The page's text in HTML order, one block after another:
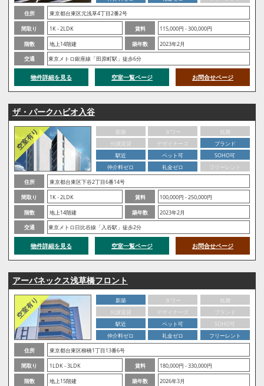
住所
東京都台東区元浅草4丁目2番2号
間取り
1K - 2LDK 賃料
115,000円 - 300,000円
階数
地上14階建 築年数
2023年2月
交通
東京メトロ銀座線「田原町駅」徒歩6分
物件詳細を見る 空室一覧ページ お問合せページ
ザ・パークハビオ入谷
新築 タワー
低層
分譲賃貸
デザイナーズ
ブランド
駅近
ペット可
SOHO可
仲介料ゼロ
礼金ゼロ
フリーレント
住所
東京都台東区下谷2丁目6番14号
間取り
1K - 2LDK 賃料
100,000円 - 250,000円
階数
地上14階建 築年数
2023年2月
交通
東京メトロ日比谷線「入谷駅」徒歩2分
物件詳細を見る 空室一覧ページ お問合せページ
アーバネックス浅草橋フロント
新築 タワー
低層
分譲賃貸
デザイナーズ
ブランド
駅近
ペット可
SOHO可
仲介料ゼロ
礼金ゼロ
フリーレント
住所
東京都台東区柳橋1丁目13番6号
間取り
1LDK - 3LDK 賃料
180,000円 - 330,000円
階数
地上15階建 築年数 2026年3月